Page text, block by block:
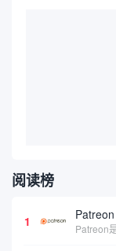
阅读榜
1 Patreon